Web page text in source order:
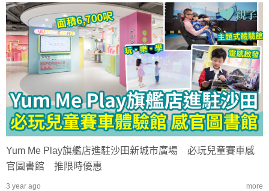
Yum Me Play旗艦店進駐沙田新城市廣場 必玩兒童賽車感
官圖書館 推限時優惠
3 year ago more